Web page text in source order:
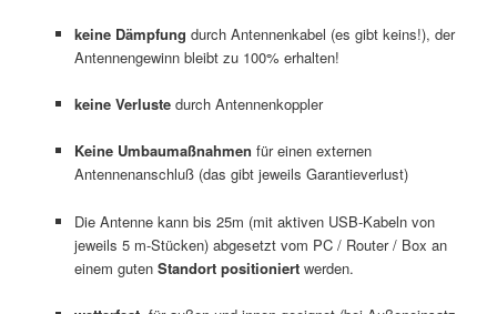
keine Dämpfung durch Antennenkabel (es gibt keins!), der
Antennengewinn bleibt zu 100% erhalten!
keine Verlustedurch Antennenkoppler
Keine Umbaumaßnahmen für einen externen
Antennenanschluß (das gibt jeweils Garantieverlust)
Die Antenne kann bis 25m (mit aktiven USB-Kabeln von
jeweils 5 m-Stücken) abgesetzt vom PC / Router / Box an
einem guten Standort positioniertwerden.